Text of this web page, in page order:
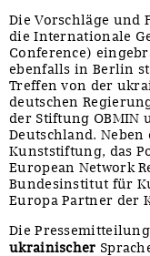
Die Vorschläge und
die Internationale
Conference)
ebenfalls in Berlin
Treffen von der
deutschen
der Stiftung OBMIN
Deutschland. Neben
Kunststiftung, das
European Network
Bundesinstitut für
Europa Partner der
Die
ukrainischer